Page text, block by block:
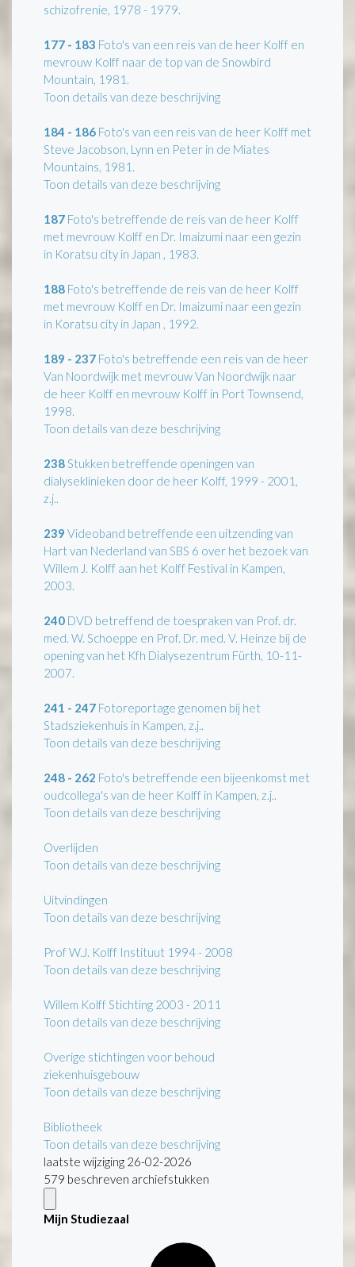
schizofrenie, 1978 - 1979.
177 - 183 Foto's van een reis van de heer Kolff en
mevrouw Kolff naar de top van de Snowbird
Mountain, 1981.
Toon details van deze beschrijving
184 - 186 Foto's van een reis van de heer Kolff met
Steve Jacobson, Lynn en Peter in de Miates
Mountains, 1981.
Toon details van deze beschrijving
187 Foto's betreffende de reis van de heer Kolff
met mevrouw Kolff en Dr. Imaizumi naar een gezin
in Koratsu city in Japan , 1983.
188 Foto's betreffende de reis van de heer Kolff
met mevrouw Kolff en Dr. Imaizumi naar een gezin
in Koratsu city in Japan , 1992.
189 - 237 Foto's betreffende een reis van de heer
Van Noordwijk met mevrouw Van Noordwijk naar
de heer Kolff en mevrouw Kolff in Port Townsend,
1998.
Toon details van deze beschrijving
238Stukken betreffende openingen van
dialyseklinieken door de heer Kolff, 1999 - 2001,
z.j..
239 Videoband betreffende een uitzending van
Hart van Nederland van SBS 6 over het bezoek van
Willem J. Kolff aan het Kolff Festival in Kampen,
2003.
240 DVD betreffend de toespraken van Prof. dr.
med. W. Schoeppe en Prof. Dr. med. V. Heinze bij de
opening van het Kfh Dialysezentrum Fürth, 10-11-
2007.
241 - 247 Fotoreportage genomen bij het
Stadsziekenhuis in Kampen, z.j..
Toon details van deze beschrijving
248 - 262 Foto's betreffende een bijeenkomst met
oudcollega's van de heer Kolff in Kampen, z.j..
Toon details van deze beschrijving
Overlijden
Toon details van deze beschrijving
Uitvindingen
Toon details van deze beschrijving
Prof W.J. Kolff Instituut 1994 - 2008
Toon details van deze beschrijving
Willem Kolff Stichting 2003 - 2011
Toon details van deze beschrijving
Overige stichtingen voor behoud
ziekenhuisgebouw
Toon details van deze beschrijving
Bibliotheek
Toon details van deze beschrijving
laatste wijziging 26-02-2026
579 beschreven archiefstukken
Mijn Studiezaal